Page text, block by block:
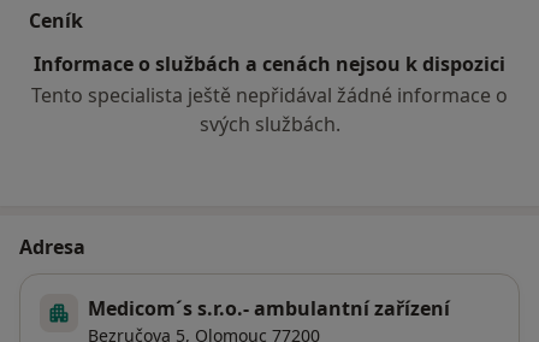
Ceník
Informace o službách a cenách nejsou k dispozici
Tento specialista ještě nepřidával žádné informace o
svých službách.
Adresa
Medicom´s s.r.o.- ambulantní zařízení
Bezručova 5, Olomouc 77200